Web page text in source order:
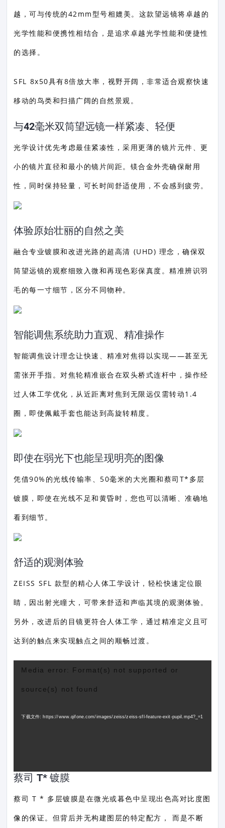
越，可与传统的42mm型号相媲美。这款望远镜将卓越的
光学性能和便携性相结合，是追求卓越光学性能和便捷性
的选择。
SFL 8x50具有8倍放大率，视野开阔，非常适合观察快速
移动的鸟类和扫描广阔的自然景观。
与42毫米双筒望远镜一样紧凑、轻便
光学设计优先考虑最佳紧凑性，采用更薄的镜片元件、更
小的镜片直径和最小的镜片间距。镁合金外壳确保耐用
性，同时保持轻量，可长时间舒适使用，不会感到疲劳。
体验原始壮丽的自然之美
融合专业镀膜和改进光路的超高清 (UHD) 理念，确保双
筒望远镜的观察细致入微和再现色彩保真度。精准辨识羽
毛的每一寸细节，区分不同物种。
智能调焦系统助力直观、精准操作
智能调焦设计理念让快速、精准对焦得以实现——甚至无
需张开手指。对焦轮精准嵌合在双头桥式连杆中，操作经
过人体工学优化，从近距离对焦到无限远仅需转动1.4
圈，即使佩戴手套也能达到高旋转精度。
即使在弱光下也能呈现明亮的图像
凭借90%的光线传输率、50毫米的大光圈和蔡司T*多层
镀膜，即使在光线不足和黄昏时，您也可以清晰、准确地
看到细节。
舒适的观测体验
ZEISS SFL 款型的精心人体工学设计，轻松快速定位眼
睛，因出射光瞳大，可带来舒适和声临其境的观测体验。
另外，改进后的目镜更符合人体工学，通过精准定义且可
达到的触点来实现触点之间的顺畅过渡。
Media error: Format(s) not supported or
source(s) not found
下载文件: https://www.qifone.com/images/zeiss/zeiss-sfl-feature-exit-pupil.mp4?_=1
蔡司 T* 镀膜
蔡司 T * 多层镀膜是在微光或暮色中呈现出色高对比度图
像的保证。但背后并无构建图层的特定配方， 而是不断